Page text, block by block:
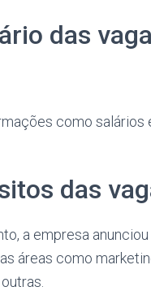
das
como salários
das
a empresa
áreas como